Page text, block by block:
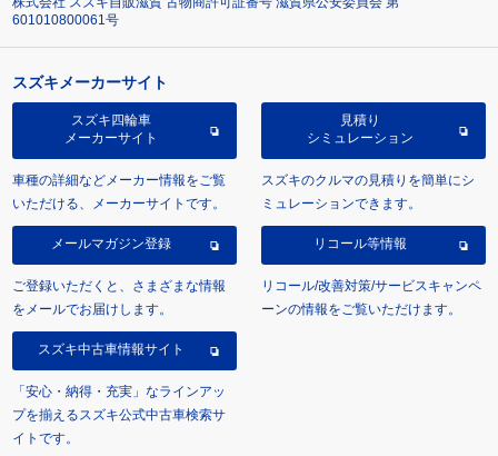
601010800061号
スズキメーカーサイト
スズキ四輪車
メーカーサイト
車種の詳細などメーカー情報をご覧
いただける、メーカーサイトです。
見積り
シミュレーション
スズキのクルマの見積りを簡単にシ
ミュレーションできます。
メールマガジン登録
ご登録いただくと、さまざまな情報
をメールでお届けします。
リコール等情報
リコール/改善対策/サービスキャンペ
ーンの情報をご覧いただけます。
スズキ中古車情報サイト
「安心・納得・充実」なラインアッ
プを揃えるスズキ公式中古車検索サ
イトです。